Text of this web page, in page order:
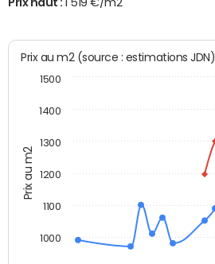
Prix au m2
Prix au m2 (source : estimations JDN)
1000
1100
1200
1300
1400
1500